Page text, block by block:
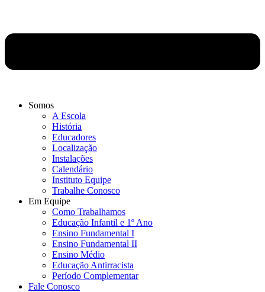
Somos
A Escola
História
Educadores
Localização
Instalações
Calendário
Instituto Equipe
Trabalhe Conosco
Em Equipe
Como Trabalhamos
Educação Infantil e 1º Ano
Ensino Fundamental I
Ensino Fundamental II
Ensino Médio
Educação Antirracista
Período Complementar
Fale Conosco